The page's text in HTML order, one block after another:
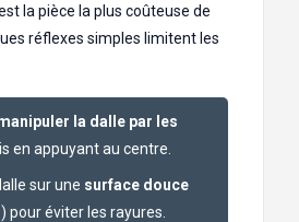
la pièce la plus coûteuse de
réflexes simples limitent les
la dalle par les
en appuyant au centre.
sur une surface douce
pour éviter les rayures.